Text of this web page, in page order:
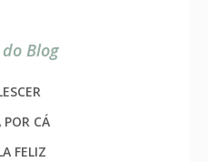
Blog
CÁ
FELIZ